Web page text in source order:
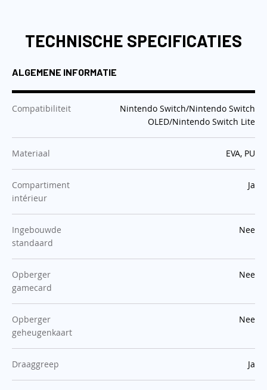
TECHNISCHE SPECIFICATIES
ALGEMENE INFORMATIE
Compatibiliteit :Nintendo Switch/Nintendo Switch
OLED/Nintendo Switch Lite
Materiaal :EVA, PU
Compartiment
intérieur
:Ja
Ingebouwde
standaard
:Nee
Opberger
gamecard
:Nee
Opberger
geheugenkaart
:Nee
Draaggreep :Ja